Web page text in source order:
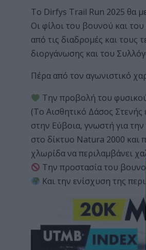
Το Dirfys Trail Run 2025 θα
Οι φίλοι του βουνού και
από τις διαδρομές και τους
διοργάνωσης και του
Πέρα από τον αγωνιστικό
Την προβολή του
(Το Αισθητικό Δάσος Στενής
στην Εύβοια, γνωστή για
στο δίκτυο Natura 2000 και
χλωρίδα να περιλαμβάνει
Την προστασία του
Και την ενίσχυση της